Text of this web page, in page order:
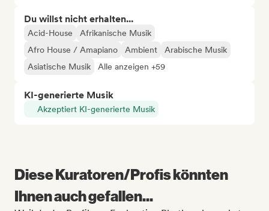
Du willst nicht erhalten...
Acid-House
Afrikanische Musik
Afro House / Amapiano
Ambient
Arabische Musik
Asiatische Musik
Alle anzeigen +59
KI-generierte Musik
Akzeptiert KI-generierte Musik
Diese Kuratoren/Profis könnten
Ihnen auch gefallen...